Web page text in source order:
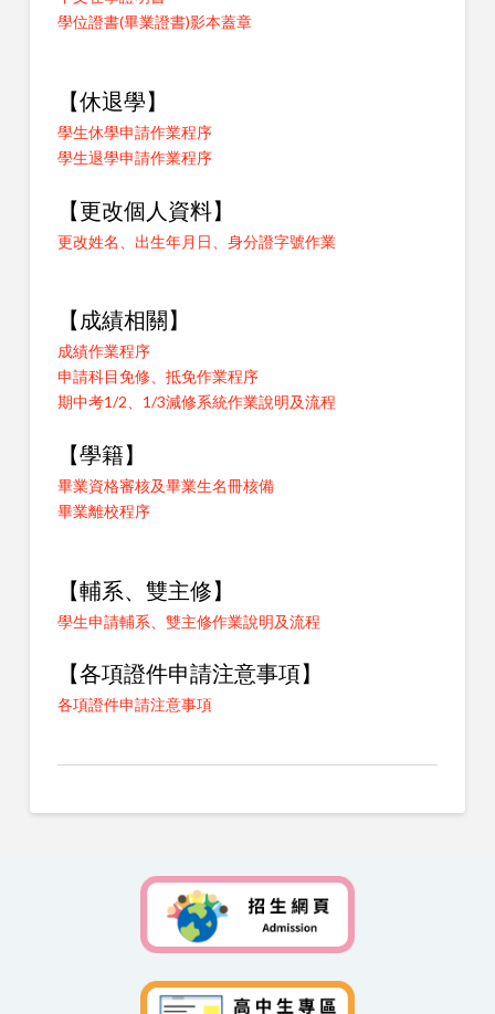
學位證書(畢業證書)影本蓋章
【休退學】
學生休學申請作業程序
學生退學申請作業程序
【更改個人資料】
更改姓名、出生年月日、身分證字號作業
【成績相關】
成績作業程序
申請科目免修、抵免作業程序
期中考1/2、1/3減修系統作業說明及流程
【學籍】
畢業資格審核及畢業生名冊核備
畢業離校程序
【輔系、雙主修】
學生申請輔系、雙主修作業說明及流程
【各項證件申請注意事項】
各項證件申請注意事項